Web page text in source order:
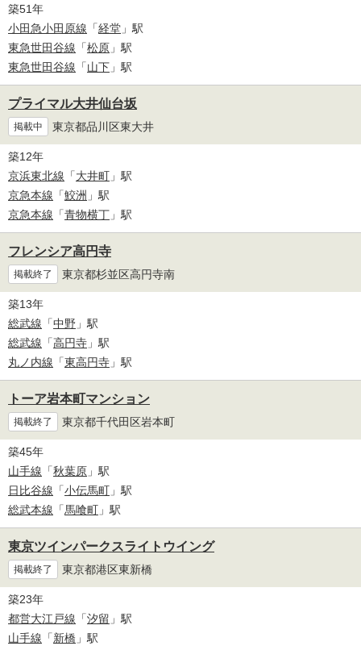
築51年
小田急小田原線 「経堂 」駅
東急世田谷線 「松原 」駅
東急世田谷線 「山下 」駅
プライマル大井仙台坂
掲載中 東京都品川区東大井
築12年
京浜東北線 「大井町 」駅
京急本線 「鮫洲 」駅
京急本線 「青物横丁 」駅
フレンシア高円寺
掲載終了 東京都杉並区高円寺南
築13年
総武線 「中野 」駅
総武線 「高円寺 」駅
丸ノ内線 「東高円寺 」駅
トーア岩本町マンション
掲載終了 東京都千代田区岩本町
築45年
山手線 「秋葉原 」駅
日比谷線 「小伝馬町 」駅
総武本線 「馬喰町 」駅
東京ツインパークスライトウイング
掲載終了 東京都港区東新橋
築23年
都営大江戸線 「汐留 」駅
山手線 「新橋 」駅